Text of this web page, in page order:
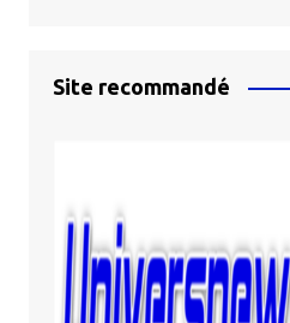
Site recommandé